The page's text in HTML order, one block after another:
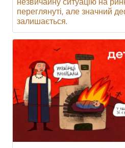
переглянуті, але значний
залишається.